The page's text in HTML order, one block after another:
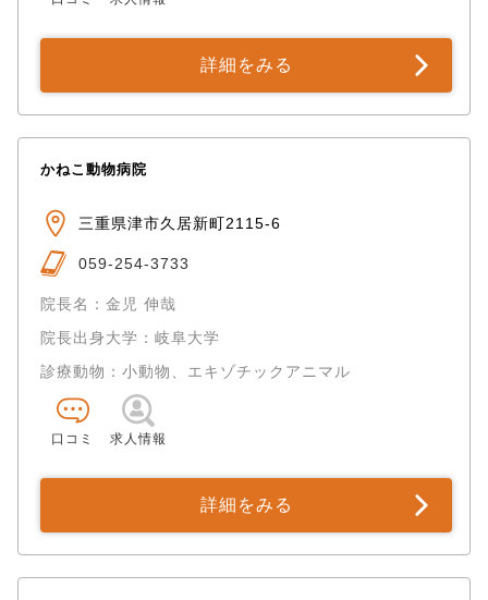
詳細をみる
かねこ動物病院
三重県津市久居新町2115-6
059-254-3733
院長名：金児 伸哉
院長出身大学：岐阜大学
診療動物：小動物、エキゾチックアニマル
口コミ 求人情報
詳細をみる